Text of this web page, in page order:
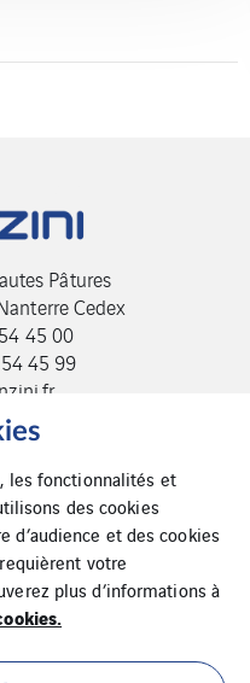
Pâtures
Cedex
45 00
45 99
les fonctionnalités et
des cookies
d’audience et des cookies
votre
plus d’informations à